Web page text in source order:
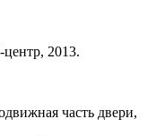
2013.
часть двери,